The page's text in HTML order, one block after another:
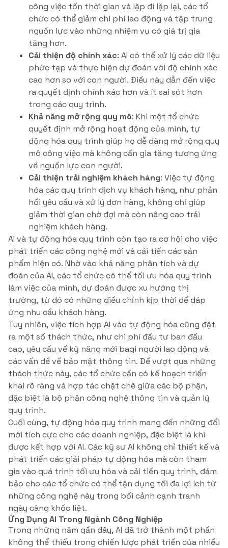
công việc tốn thời gian và lặp đi lặp lại, các tổ
chức có thể giảm chi phí lao động và tập trung
nguồn lực vào những nhiệm vụ có giá trị gia
tăng hơn.
Cải thiện độ chính xác: AI có thể xử lý các dữ liệu
phức tạp và thực hiện dự đoán với độ chính xác
cao hơn so với con người. Điều này dẫn đến việc
ra quyết định chính xác hơn và ít sai sót hơn
trong các quy trình.
Khả năng mở rộng quy mô: Khi một tổ chức
quyết định mở rộng hoạt động của mình, tự
động hóa quy trình giúp họ dễ dàng mở rộng quy
mô công việc mà không cần gia tăng tương ứng
về nguồn lực con người.
Cải thiện trải nghiệm khách hàng: Việc tự động
hóa các quy trình dịch vụ khách hàng, như phản
hồi yêu cầu và xử lý đơn hàng, không chỉ giúp
giảm thời gian chờ đợi mà còn nâng cao trải
nghiệm khách hàng.
AI và tự động hóa quy trình còn tạo ra cơ hội cho việc
phát triển các công nghệ mới và cải tiến các sản
phẩm hiện có. Nhờ vào khả năng phân tích và dự
đoán của AI, các tổ chức có thể tối ưu hóa quy trình
làm việc của mình, dự đoán được xu hướng thị
trường, từ đó có những điều chỉnh kịp thời để đáp
ứng nhu cầu khách hàng.
Tuy nhiên, việc tích hợp AI vào tự động hóa cũng đặt
ra một số thách thức, như chi phí đầu tư ban đầu
cao, yêu cầu về kỹ năng mới bagi người lao động và
các vấn đề về bảo mật thông tin. Để vượt qua những
thách thức này, các tổ chức cần có kế hoạch triển
khai rõ ràng và hợp tác chặt chẽ giữa các bộ phận,
đặc biệt là bộ phận công nghệ thông tin và quản lý
quy trình.
Cuối cùng, tự động hóa quy trình mang đến những đổi
mới tích cực cho các doanh nghiệp, đặc biệt là khi
được kết hợp với AI. Các kỹ sư AI không chỉ thiết kế và
phát triển các giải pháp tự động hóa mà còn tham
gia vào quá trình tối ưu hóa và cải tiến quy trình, đảm
bảo cho các tổ chức có thể tận dụng tối đa lợi ích từ
những công nghệ này trong bối cảnh cạnh tranh
ngày càng khốc liệt.
Ứng Dụng AI Trong Ngành Công Nghiệp
Trong những năm gần đây, AI đã trở thành một phần
không thể thiếu trong chiến lược phát triển của nhiều